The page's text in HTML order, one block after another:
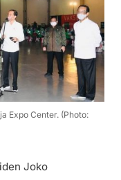
Expo Center. (Photo:
Joko